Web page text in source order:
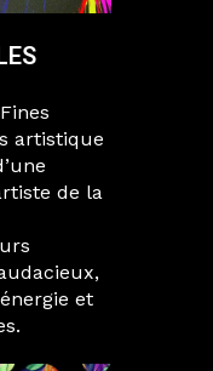
artistique
de la
et